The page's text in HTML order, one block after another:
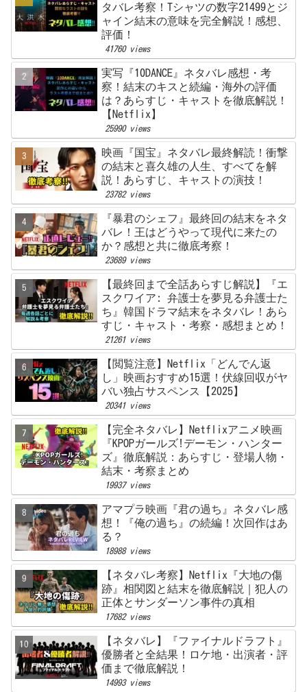
タバレ考察！Tシャツの数字21499とジ
ャイン結末の意味を完全解説！感想、
評価！
41760 views
実写『10DANCE』ネタバレ感想・考
察！結末のキスと続編・海外の評価
は？あらすじ・キャストを徹底解説！
【Netflix】
25990 views
映画『国宝』ネタバレ最終解読！衝撃
の結末と喜久雄の人生、すべてを解
説！あらすじ、キャストの演技！
23782 views
『暴君のシェフ』最終回の結末をネタ
バレ！王はどうやって現代に来たの
か？感想と共に徹底考察！
23689 views
【最終回まで全話あらすじ解説】『エ
スクワイア: 弁護士を夢見る弁護士た
ち』韓国ドラマ結末をネタバレ！あら
すじ・キャスト・考察・感想まとめ！
21261 views
【閲覧注意】Netflix「どんでん返
し」映画おすすめ15選！伏線回収がヤ
バい独占サスペンス【2025】
20341 views
【完全ネタバレ】Netflixアニメ映画
『KPOPガールズ!デーモン・ハンター
ズ』徹底解説：あらすじ・登場人物・
結末・考察まとめ
19937 views
アマプラ映画『君の過ち』ネタバレ感
想！『俺の過ち』の続編！次回作はあ
る？
18988 views
【ネタバレ考察】Netflix『大地の傷
跡』相関図と結末を徹底解説｜犯人の
正体とサンダーソン事件の真相
17682 views
【ネタバレ】『ファイナルドラフト』
優勝者と全結果！ロケ地・出演者・評
価まで徹底解説！
14993 views